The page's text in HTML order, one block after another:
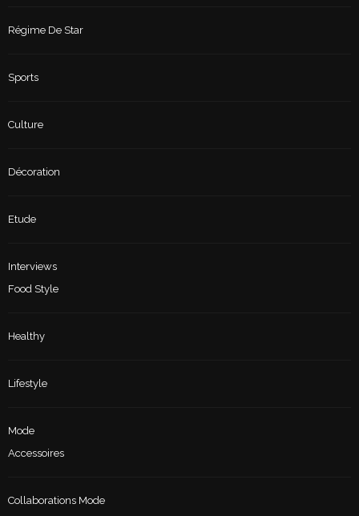
Régime De Star
Sports
Culture
Décoration
Etude
Interviews
Food Style
Healthy
Lifestyle
Mode
Accessoires
Collaborations Mode